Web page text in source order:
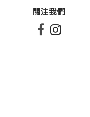
關注我們
 